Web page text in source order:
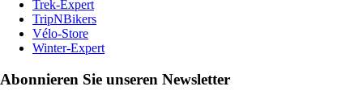
Trek-Expert
TripNBikers
Vélo-Store
Winter-Expert
Abonnieren Sie unseren Newsletter